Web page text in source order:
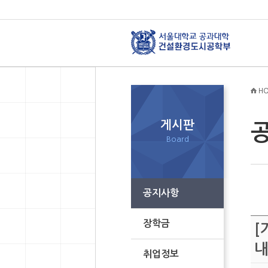
게시판
Board
공지사항
장학금
취업정보
[